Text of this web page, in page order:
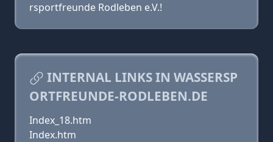
rsportfreunde Rodleben e.V.!
INTERNAL LINKS IN WASSERSP
ORTFREUNDE-RODLEBEN.DE
Index_18.htm
Index.htm